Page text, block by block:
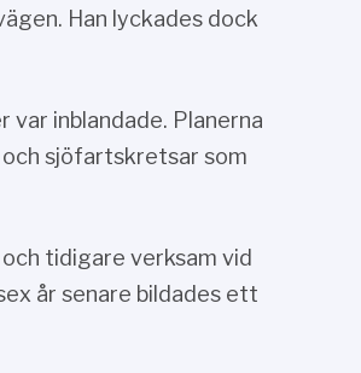
Han lyckades dock
var inblandade. Planerna
och sjöfartskretsar som
tidigare verksam vid
år senare bildades ett